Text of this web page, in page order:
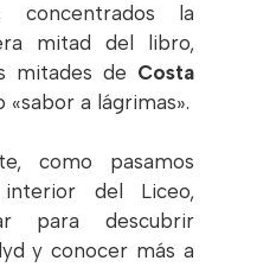
concentrados la
mitad del libro,
mitades de Costa
a lágrimas».
como pasamos
del Liceo,
para descubrir
y conocer más a